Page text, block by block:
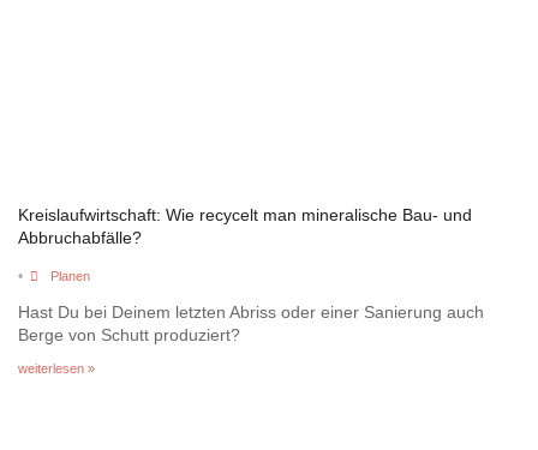
Kreislaufwirtschaft: Wie recycelt man mineralische Bau- und
Abbruchabfälle?
• Planen
Hast Du bei Deinem letzten Abriss oder einer Sanierung auch
Berge von Schutt produziert?
weiterlesen »